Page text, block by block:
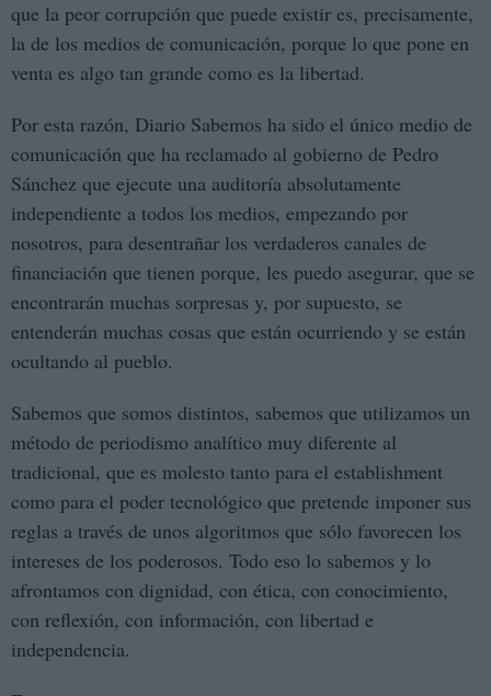
que la peor corrupción que puede existir es, precisamente,
la de los medios de comunicación, porque lo que pone en
venta es algo tan grande como es la libertad.
Por esta razón, Diario Sabemos ha sido el único medio de
comunicación que ha reclamado al gobierno de Pedro
Sánchez que ejecute una auditoría absolutamente
independiente a todos los medios, empezando por
nosotros, para desentrañar los verdaderos canales de
financiación que tienen porque, les puedo asegurar, que se
encontrarán muchas sorpresas y, por supuesto, se
entenderán muchas cosas que están ocurriendo y se están
ocultando al pueblo.
Sabemos que somos distintos, sabemos que utilizamos un
método de periodismo analítico muy diferente al
tradicional, que es molesto tanto para el establishment
como para el poder tecnológico que pretende imponer sus
reglas a través de unos algoritmos que sólo favorecen los
intereses de los poderosos. Todo eso lo sabemos y lo
afrontamos con dignidad, con ética, con conocimiento,
con reflexión, con información, con libertad e
independencia.